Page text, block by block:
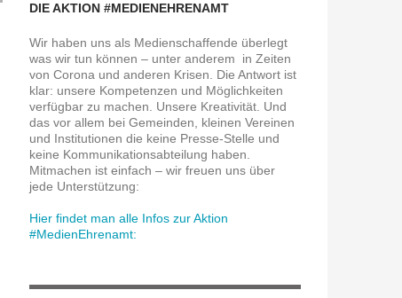
DIE AKTION #MEDIENEHRENAMT
Wir haben uns als Medienschaffende überlegt
was wir tun können – unter anderem in Zeiten
von Corona und anderen Krisen. Die Antwort ist
klar: unsere Kompetenzen und Möglichkeiten
verfügbar zu machen. Unsere Kreativität. Und
das vor allem bei Gemeinden, kleinen Vereinen
und Institutionen die keine Presse-Stelle und
keine Kommunikationsabteilung haben.
Mitmachen ist einfach – wir freuen uns über
jede Unterstützung:
Hier findet man alle Infos zur Aktion
#MedienEhrenamt: